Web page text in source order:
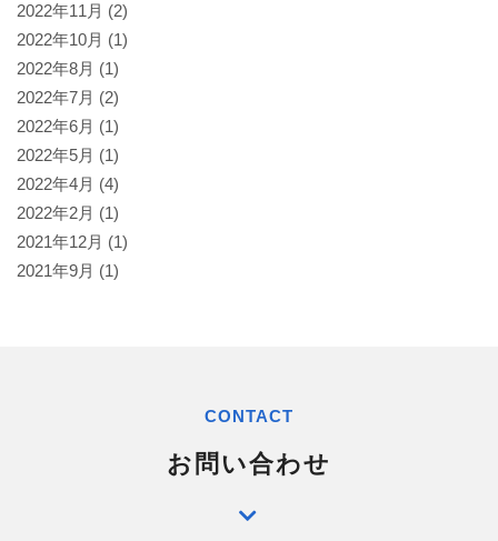
2022年11月 (2)
2022年10月 (1)
2022年8月 (1)
2022年7月 (2)
2022年6月 (1)
2022年5月 (1)
2022年4月 (4)
2022年2月 (1)
2021年12月 (1)
2021年9月 (1)
CONTACT
お問い合わせ